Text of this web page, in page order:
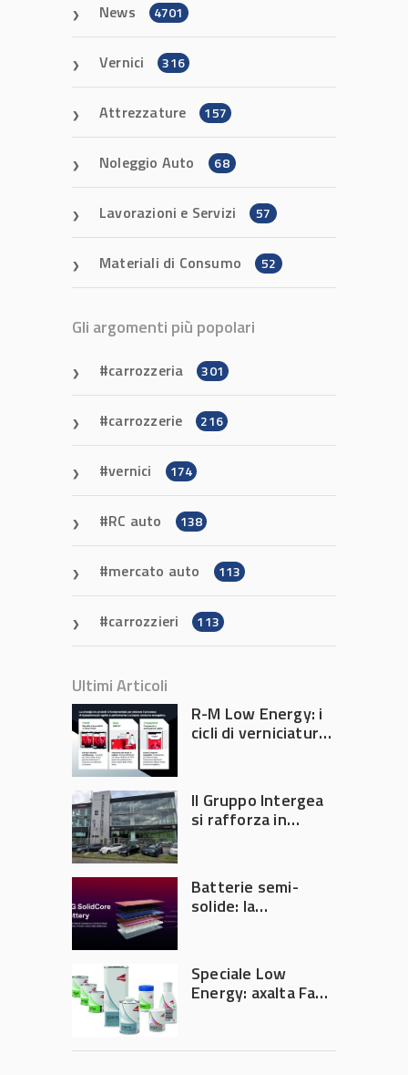
News 4701
Vernici 316
Attrezzature 157
Noleggio Auto 68
Lavorazioni e Servizi 57
Materiali di Consumo 52
Gli argomenti più popolari
carrozzeria 301
carrozzerie 216
vernici 174
RC auto 138
mercato auto 113
carrozzieri 113
Ultimi Articoli
R-M Low Energy: i
cicli di verniciatura
tempi e costi in
carrozzeria
Il Gruppo Intergea
si rafforza in
Batterie semi-
solide: la
accelerare la
rivoluzione
dell’auto elettrica
Speciale Low
Energy: axalta Fast
riduce consumi